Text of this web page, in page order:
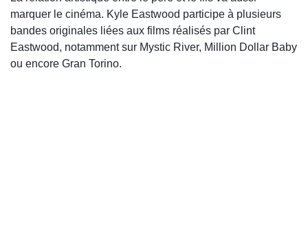
marquer le cinéma. Kyle Eastwood participe à plusieurs
bandes originales liées aux films réalisés par Clint
Eastwood, notamment sur Mystic River, Million Dollar Baby
ou encore Gran Torino.